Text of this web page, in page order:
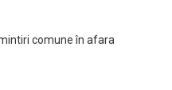
comune în afara